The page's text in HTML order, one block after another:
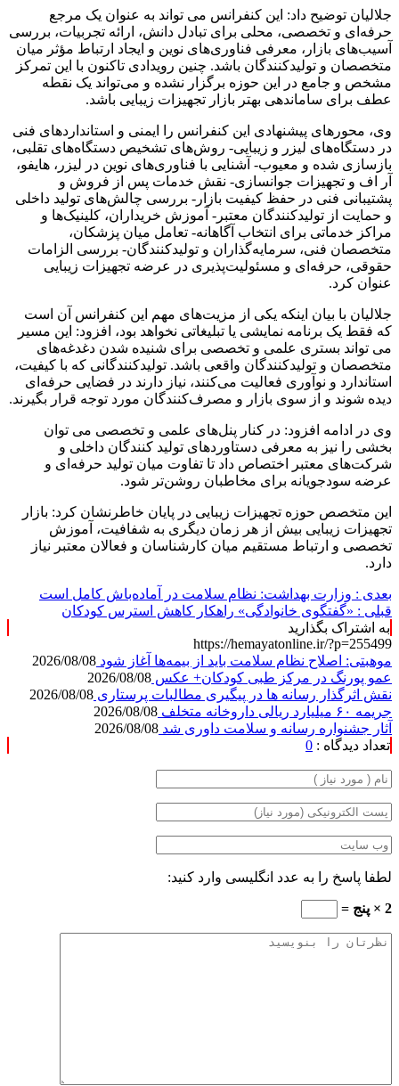
جلالیان توضیح داد: این کنفرانس می‌ تواند به‌ عنوان یک مرجع
حرفه‌ای و تخصصی، محلی برای تبادل دانش، ارائه تجربیات، بررسی
آسیب‌های بازار، معرفی فناوری‌های نوین و ایجاد ارتباط مؤثر میان
متخصصان و تولیدکنندگان باشد. چنین رویدادی تاکنون با این تمرکز
مشخص و جامع در این حوزه برگزار نشده و می‌تواند یک نقطه
عطف برای ساماندهی بهتر بازار تجهیزات زیبایی باشد.
وی، محورهای پیشنهادی این کنفرانس را ایمنی و استانداردهای فنی
در دستگاه‌های لیزر و زیبایی- روش‌های تشخیص دستگاه‌های تقلبی،
بازسازی‌ شده و معیوب- آشنایی با فناوری‌های نوین در لیزر، هایفو،
آر اف و تجهیزات جوانسازی- نقش خدمات پس از فروش و
پشتیبانی فنی در حفظ کیفیت بازار- بررسی چالش‌های تولید داخلی
و حمایت از تولیدکنندگان معتبر- آموزش خریداران، کلینیک‌ها و
مراکز خدماتی برای انتخاب آگاهانه- تعامل میان پزشکان،
متخصصان فنی، سرمایه‌گذاران و تولیدکنندگان- بررسی الزامات
حقوقی، حرفه‌ای و مسئولیت‌پذیری در عرضه تجهیزات زیبایی
عنوان کرد.
جلالیان با بیان اینکه یکی از مزیت‌های مهم این کنفرانس آن است
که فقط یک برنامه نمایشی یا تبلیغاتی نخواهد بود، افزود: این مسیر
می‌ تواند بستری علمی و تخصصی برای شنیده‌ شدن دغدغه‌های
متخصصان و تولیدکنندگان واقعی باشد. تولیدکنندگانی که با کیفیت،
استاندارد و نوآوری فعالیت می‌کنند، نیاز دارند در فضایی حرفه‌ای
دیده شوند و از سوی بازار و مصرف‌کنندگان مورد توجه قرار بگیرند.
وی در ادامه افزود: در کنار پنل‌های علمی و تخصصی می‌ توان
بخشی را نیز به معرفی دستاوردهای تولید کنندگان داخلی و
شرکت‌های معتبر اختصاص داد تا تفاوت میان تولید حرفه‌ای و
عرضه سودجویانه برای مخاطبان روشن‌تر شود.
این متخصص حوزه تجهیزات زیبایی در پایان خاطرنشان کرد: بازار
تجهیزات زیبایی بیش از هر زمان دیگری به شفافیت، آموزش
تخصصی و ارتباط مستقیم میان کارشناسان و فعالان معتبر نیاز
دارد.
بعدی : وزارت بهداشت: نظام سلامت در آماده‌باش کامل است
قبلی : «گفتگوی خانوادگی» راهکار کاهش استرس کودکان
به اشتراک بگذارید
https://hemayatonline.ir/?p=255499
موهبتی: اصلاح نظام سلامت باید از بیمه‌ها آغاز شود 2026/08/08
عمو پورنگ در مرکز طبی کودکان+ عکس 2026/08/08
نقش اثرگذار رسانه ها در پیگیری مطالبات پرستاری 2026/08/08
جریمه ۶۰ میلیارد ریالی داروخانه متخلف
2026/08/08
آثار جشنواره رسانه و سلامت داوری شد 2026/08/08
تعداد دیدگاه : 0
لطفا پاسخ را به عدد انگلیسی وارد کنید:
2 × پنج =